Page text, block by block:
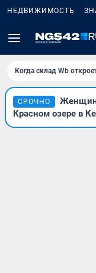
НЕДВИЖИМОСТЬ
Когда склад Wb
СРОЧНО
Красном озере в